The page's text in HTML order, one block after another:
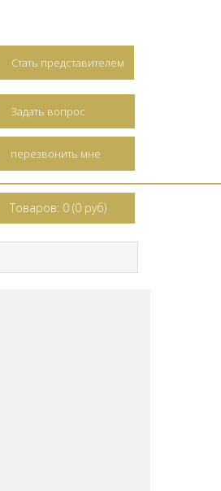
Стать представителем
Задать вопрос
перезвонить мне
Товаров: 0 (0 руб)